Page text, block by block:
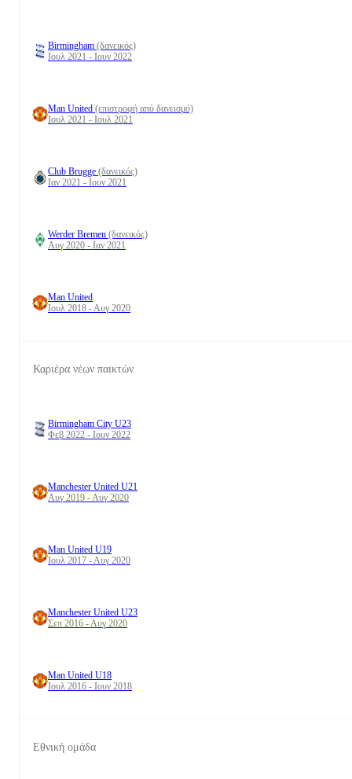
Birmingham (δανεικός)
Ιουλ 2021 - Ιουν 2022
Man United (επιστροφή από δανεισμό)
Ιουλ 2021 - Ιουλ 2021
Club Brugge (δανεικός)
Ιαν 2021 - Ιουν 2021
Werder Bremen (δανεικός)
Αυγ 2020 - Ιαν 2021
Man United
Ιουλ 2018 - Αυγ 2020
Καριέρα νέων παικτών
Birmingham City U23
Φεβ 2022 - Ιουν 2022
Manchester United U21
Αυγ 2019 - Αυγ 2020
Man United U19
Ιουλ 2017 - Αυγ 2020
Manchester United U23
Σεπ 2016 - Αυγ 2020
Man United U18
Ιουλ 2016 - Ιουν 2018
Εθνική ομάδα